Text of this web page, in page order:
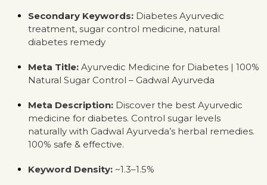
Secondary Keywords: Diabetes Ayurvedic
treatment, sugar control medicine, natural
diabetes remedy
Meta Title: Ayurvedic Medicine for Diabetes | 100%
Natural Sugar Control – Gadwal Ayurveda
Meta Description: Discover the best Ayurvedic
medicine for diabetes. Control sugar levels
naturally with Gadwal Ayurveda’s herbal remedies.
100% safe & effective.
Keyword Density: ~1.3–1.5%